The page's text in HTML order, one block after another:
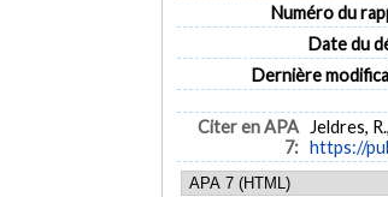
Numéro du
Date du
Dernière
Citer en APA
7:
Jeldres,
https://